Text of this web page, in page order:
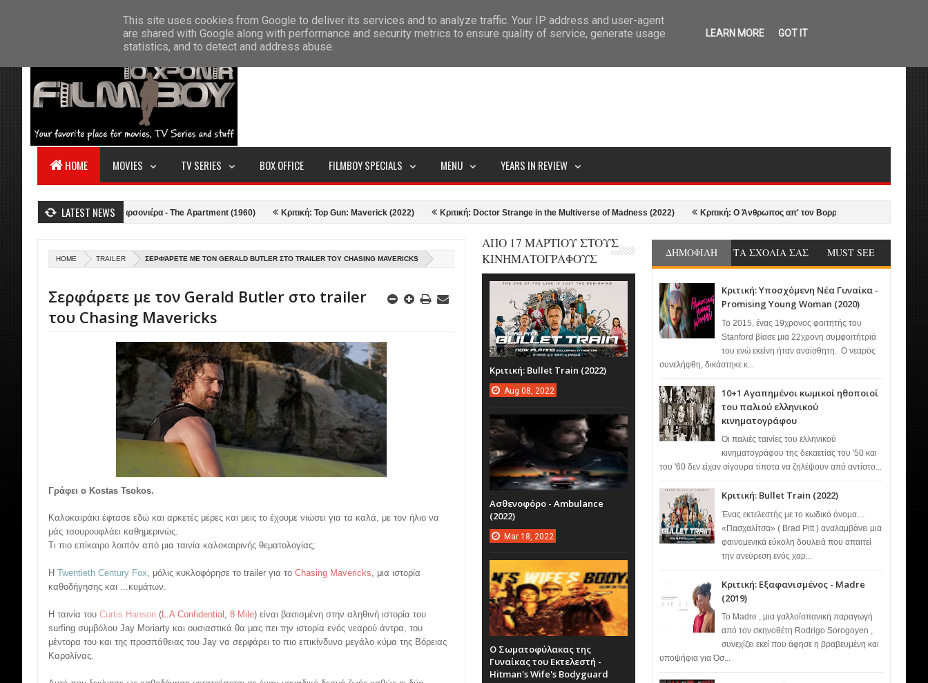
HOME ABOUT US CONTACT SITEMAP
HOME MOVIES TV SERIES BOX OFFICE FILMBOY SPECIALS MENU YEARS IN REVIEW
LATEST NEWS
Κριτική: Η Γκαρσονιέρα - The Apartment (1960) Κριτική: Top Gun: Maverick (2022) Κριτική: Doctor Strange in the Multiverse of Madness (2022) Κριτική: Ο Άνθρωπος απ' τον Βορρά - The Northman (2022)
HOME TRAILER ΣΕΡΦΆΡΕΤΕ ΜΕ ΤΟΝ GERALD BUTLER ΣΤΟ TRAILER ΤΟΥ CHASING MAVERICKS
Σερφάρετε με τον Gerald Butler στο trailer
του Chasing Mavericks
Γράφει ο Kostas Tsokos.
Καλοκαιράκι έφτασε εδώ και αρκετές μέρες και μεις το έχουμε νιώσει για τα καλά, με τον ήλιο να
μάς τσουρουφλάει καθημερινώς.
Τι πιο επίκαιρο λοιπόν από μια ταινία καλοκαιρινής θεματολογίας;
Η Twentieth Century Fox, μόλις κυκλοφόρησε το trailer για το Chasing Mavericks, μια ιστορία
καθοδήγησης και ...κυμάτων.
Η ταινία του Curtis Hanson (L.A Confidential , 8 Mile) είναι βασισμένη στην αληθινή ιστορία του
surfing συμβόλου Jay Moriarty και ουσιαστικά θα μας πει την ιστορία ενός νεαρού άντρα, του
μέντορα του και της προσπάθειας του Jay να σερφάρει το πιο επικίνδυνο μεγάλο κύμα της Βόρειας
Καρολίνας.
ΔΗΜΟΦΙΛΗ ΤΑ ΣΧΟΛΙΑ ΣΑΣ MUST SEE
Κριτική: Υποσχόμενη Νέα Γυναίκα -
Promising Young Woman (2020)
Το 2015, ένας 19χρονος φοιτητής του
Stanford βίασε μια 22χρονη συμφοιτήτριά
του ενώ εκείνη ήταν αναίσθητη. Ο νεαρός
συνελήφθη, δικάστηκε κ...
10+1 Αγαπημένοι κωμικοί ηθοποιοί
του παλιού ελληνικού
κινηματογράφου
Οι παλιές ταινίες του ελληνικού
κινηματογράφου της δεκαετίας του '50 και
του '60 δεν είχαν σίγουρα τίποτα να ζηλέψουν από αντίστο...
Κριτική: Bullet Train (2022)
Ένας εκτελεστής με το κωδικό όνομα…
«Πασχαλίτσα» ( Brad Pitt ) αναλαμβάνει μια
φαινομενικά εύκολη δουλειά που απαιτεί
την ανεύρεση ενός χαρ...
Κριτική: Εξαφανισμένος - Madre
(2019)
Το Madre , μια γαλλοϊσπανική παραγωγή
από τον σκηνοθέτη Rodrigo Sorogoyen ,
συνεχίζει εκεί που άφησε η βραβευμένη και
υποψήφια για Όσ...
ΑΠΟ 17 ΜΑΡΤΙΟΥ ΣΤΟΥΣ
ΚΙΝΗΜΑΤΟΓΡΑΦΟΥΣ
Κριτική: Bullet Train (2022)
Aug 08, 2022
Ασθενοφόρο - Ambulance
(2022)
Mar 18, 2022
Ο Σωματοφύλακας της
Γυναίκας του Εκτελεστή -
Hitman's Wife's Bodyguard
This site uses cookies from Google to deliver its services and to analyze traffic. Your IP address and user-agent
are shared with Google along with performance and security metrics to ensure quality of service, generate usage
statistics, and to detect and address abuse.
LEARN MORE GOT IT